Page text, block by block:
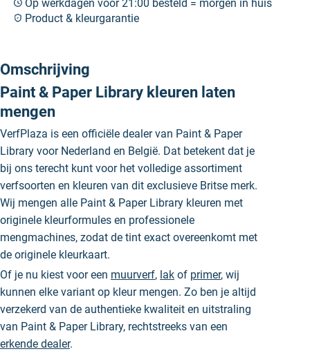
Op werkdagen voor 21:00 besteld = morgen in huis
Product & kleurgarantie
Omschrijving
Paint & Paper Library kleuren laten
mengen
VerfPlaza is een officiële dealer van Paint & Paper
Library voor Nederland en België. Dat betekent dat je
bij ons terecht kunt voor het volledige assortiment
verfsoorten en kleuren van dit exclusieve Britse merk.
Wij mengen alle Paint & Paper Library kleuren met
originele kleurformules en professionele
mengmachines, zodat de tint exact overeenkomt met
de originele kleurkaart.
Of je nu kiest voor een muurverf, lak of primer, wij
kunnen elke variant op kleur mengen. Zo ben je altijd
verzekerd van de authentieke kwaliteit en uitstraling
van Paint & Paper Library, rechtstreeks van een
erkende dealer.